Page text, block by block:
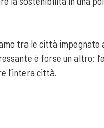
tra le città
è forse un altro:
l’intera città.